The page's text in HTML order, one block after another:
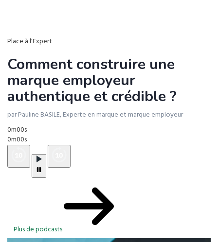
Place à l'Expert
Comment construire une
marque employeur
authentique et crédible ?
par Pauline BASILE, Experte en marque et marque employeur
0m00s
0m00s
Plus de podcasts